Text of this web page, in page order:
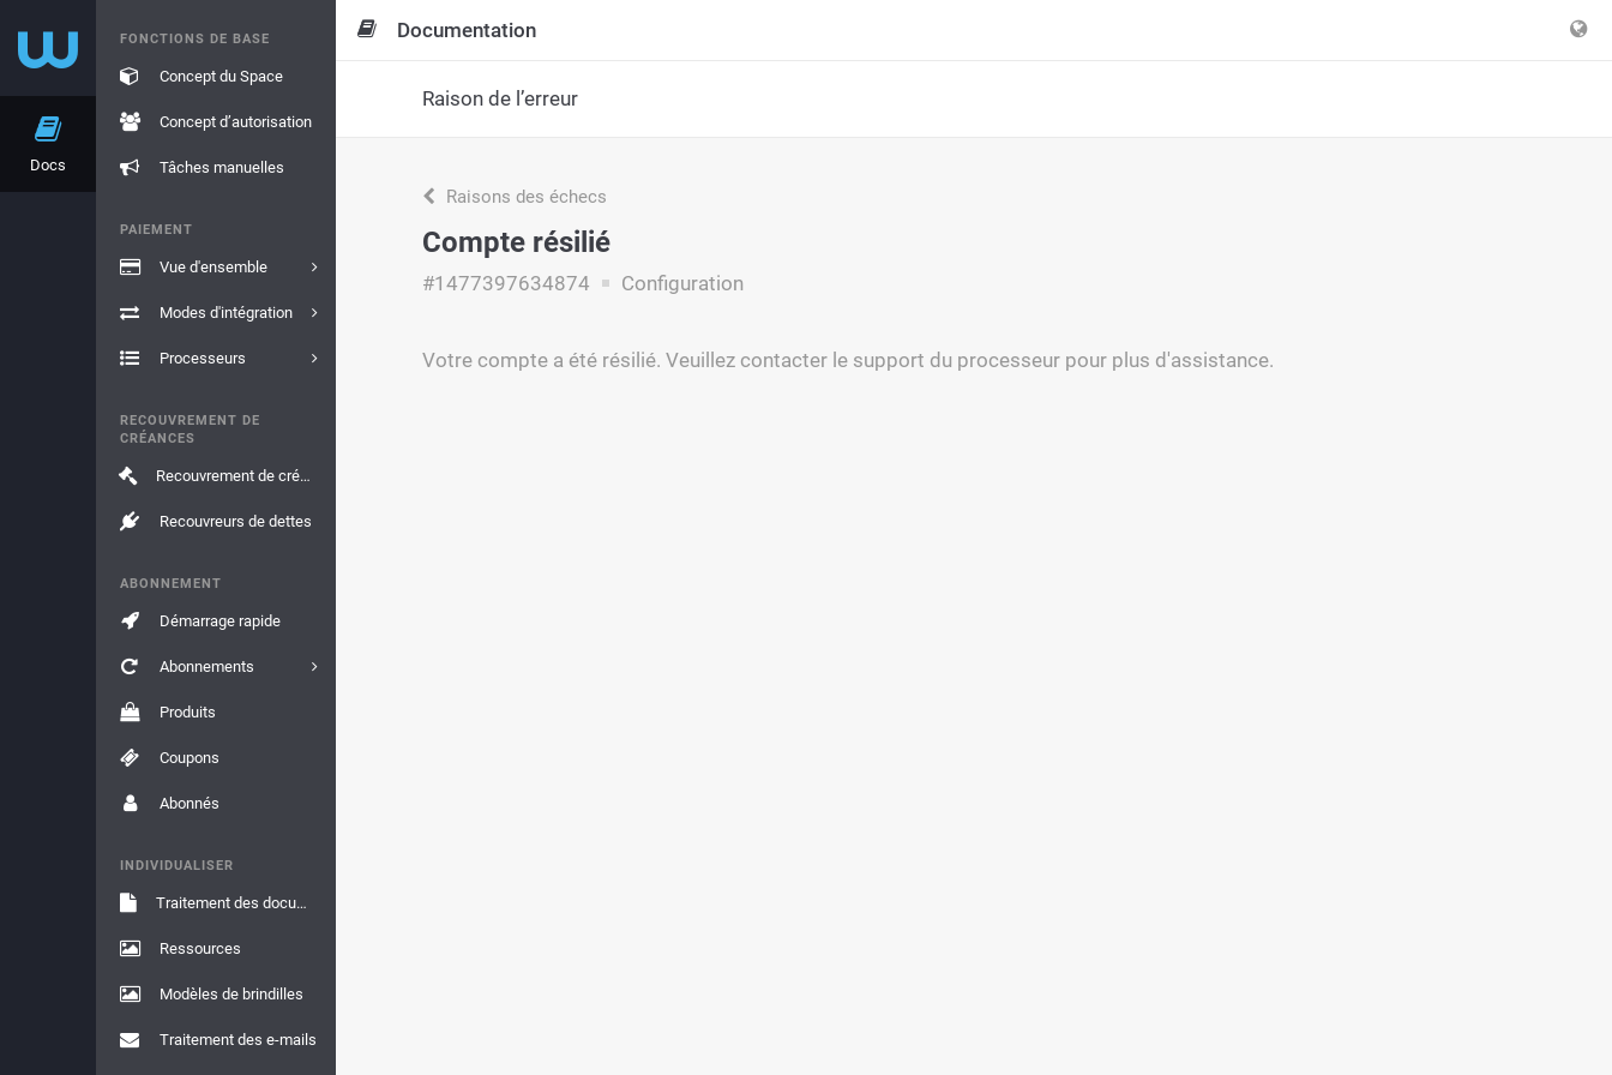
Docs
FONCTIONS DE BASE
Concept du Space
Concept d’autorisation
Tâches manuelles
PAIEMENT
Vue d'ensemble
Modes d'intégration
Processeurs
RECOUVREMENT DE
CRÉANCES
Recouvrement de créances
Recouvreurs de dettes
ABONNEMENT
Démarrage rapide
Abonnements
Produits
Coupons
Abonnés
INDIVIDUALISER
Traitement des documents
Ressources
Modèles de brindilles
Traitement des e-mails
Documentation
Raison de l’erreur
Raisons des échecs
Compte résilié
#1477397634874 Configuration
Votre compte a été résilié. Veuillez contacter le support du processeur pour plus d'assistance.